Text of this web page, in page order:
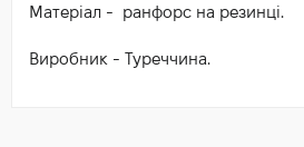
Матеріал - ранфорс на резинці.
Виробник - Туреччина.